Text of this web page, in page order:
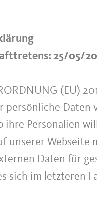
25/05/
(EU)
persönliche
ihre Personalien
unserer
Daten für
sich im letzteren